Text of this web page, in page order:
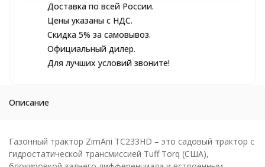
Доставка по всей России.
Цены указаны с НДС.
Скидка 5% за самовывоз.
Официальный дилер.
Для лучших условий звоните!
Описание
Газонный трактор ZimAni TC233HD – это садовый трактор с
гидростатической трансмиссией Tuff Torq (США),